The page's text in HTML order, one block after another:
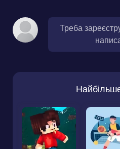
Треба